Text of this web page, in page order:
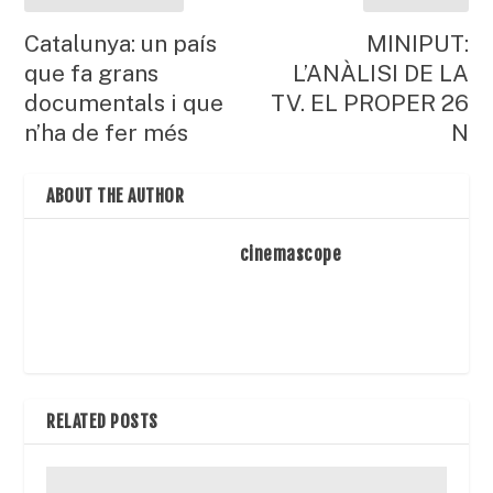
Catalunya: un país
que fa grans
documentals i que
n’ha de fer més
MINIPUT:
L’ANÀLISI DE LA
TV. EL PROPER 26
N
ABOUT THE AUTHOR
cinemascope
RELATED POSTS